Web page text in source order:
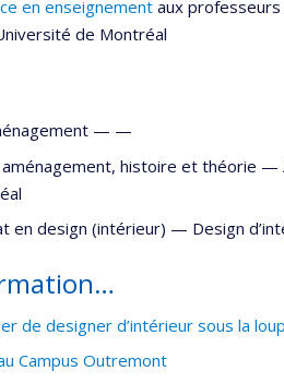
en enseignement aux
de Montréal
— —
histoire et théorie —
en design (intérieur) — Design
de designer d’intérieur sous la
Campus Outremont